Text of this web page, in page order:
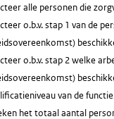
alle personen die
o.b.v. stap 1 van de
o.b.v. stap 2 welke
van de
het totaal aantal